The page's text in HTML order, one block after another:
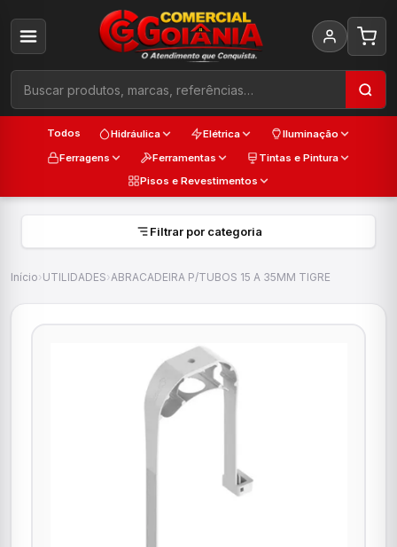
Todos Hidráulica Elétrica
Iluminação
Ferragens
Ferramentas
Tintas e Pintura
Pisos e Revestimentos
Filtrar por categoria
Início›UTILIDADES›ABRACADEIRA P/TUBOS 15 A 35MM TIGRE